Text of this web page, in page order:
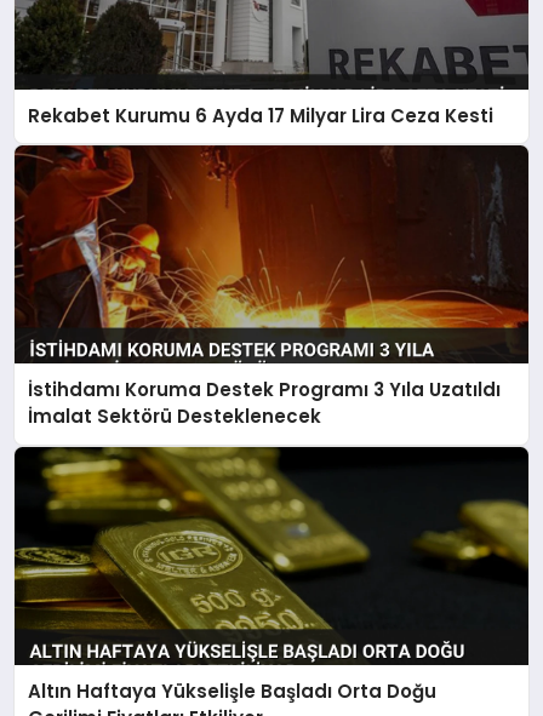
Rekabet Kurumu 6 Ayda 17 Milyar Lira Ceza Kesti
İstihdamı Koruma Destek Programı 3 Yıla Uzatıldı
İmalat Sektörü Desteklenecek
Altın Haftaya Yükselişle Başladı Orta Doğu